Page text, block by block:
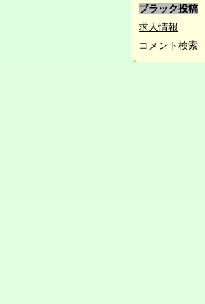
ブラック投稿
求人情報
コメント検索